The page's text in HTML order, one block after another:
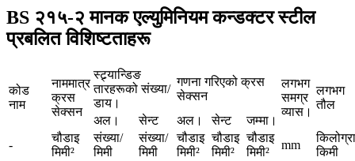
BS २१५-२ मानक एल्युमिनियम कन्डक्टर स्टील
प्रबलित विशिष्टताहरू
कोड
नाम
नाममात्र
क्रस
सेक्सन
स्ट्र्यान्डिङ
तारहरूको संख्या/
डाय।
गणना गरिएको क्रस
सेक्सन
लगभग
समग्र
व्यास।
लगभग
तौल
अल।
सेन्ट अल। सेन्ट
जम्मा।
-
चौडाइ
मिमी²
संख्या/
मिमी
संख्या/
मिमी
चौडाइ
मिमी²
चौडाइ
मिमी²
चौडाइ
मिमी²
mm
किमी